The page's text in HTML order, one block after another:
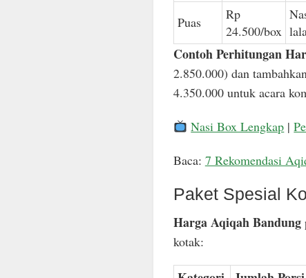
Puas
Rp
24.500/box
Contoh Perhitungan
2.850.000) dan
4.350.000 untuk acara
Nasi Box Lengkap |
Baca: 7 Rekomendasi
Paket Spesial
Harga Aqiqah Bandung
kotak: